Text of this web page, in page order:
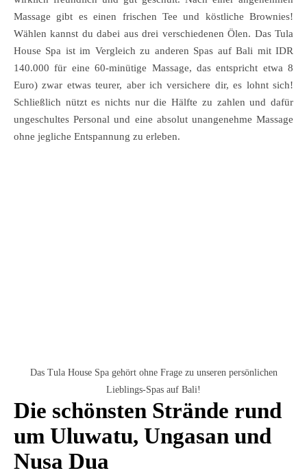
Massage gibt es einen frischen Tee und köstliche Brownies!
Wählen kannst du dabei aus drei verschiedenen Ölen. Das Tula
House Spa ist im Vergleich zu anderen Spas auf Bali mit IDR
140.000 für eine 60-minütige Massage, das entspricht etwa 8
Euro) zwar etwas teurer, aber ich versichere dir, es lohnt sich!
Schließlich nützt es nichts nur die Hälfte zu zahlen und dafür
ungeschultes Personal und eine absolut unangenehme Massage
ohne jegliche Entspannung zu erleben.
Das Tula House Spa gehört ohne Frage zu unseren persönlichen
Lieblings-Spas auf Bali!
Die schönsten Strände rund
um Uluwatu, Ungasan und
Nusa Dua